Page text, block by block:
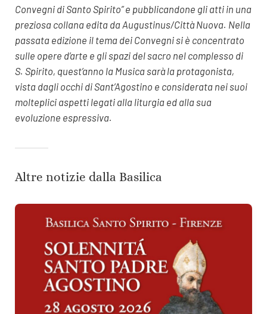
Convegni di Santo Spirito” e pubblicandone gli atti in una
preziosa collana edita da Augustinus/Città Nuova. Nella
passata edizione il tema dei Convegni si è concentrato
sulle opere d’arte e gli spazi del sacro nel complesso di
S. Spirito, quest’anno la Musica sarà la protagonista,
vista dagli occhi di Sant’Agostino e considerata nei suoi
molteplici aspetti legati alla liturgia ed alla sua
evoluzione espressiva.
Altre notizie dalla Basilica